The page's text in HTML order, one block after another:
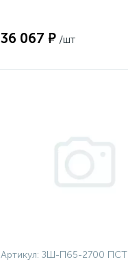
36 067 ₽ /шт
Артикул: ЗШ-П65-2700 ПСТ